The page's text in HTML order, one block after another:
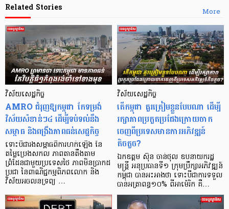
More
Related Stories
វិស័យសេដ្ឋកិច្ច
AMRO ជំរុញ​ឱ្យ​កម្ពុជា កែទម្រង់
វិស័យសំខាន់ៗ៤ ដើម្បីទប់ទល់នឹង
សម្ពាធ និងពង្រឹងភាពធន់សេដ្ឋកិច្ច
ទោះបីជារងសម្ពាធពីការហក់ឡើង នៃ
តម្លៃប្រេងសកល ភាពតានតឹងតាម
ព្រំដែនជាមួយប្រទេសថៃ ភាព​មិនប្រាកដ
ប្រជា នៃពាណិជ្ជកម្មពិភពលោក និង
វិស័យអចលនទ្រព្យ …
វិស័យសេដ្ឋកិច្ច
តើកម្ពុជា គួរត្រៀមខ្លួនបែបណា ដើម្បី
រក្សាភាពប្រកួតប្រជែងក្រោយចាក
ចេញពីប្រទេសមានការអភិវឌ្ឍន៍
តិចតួច?
ឯកឧត្តម ស៊ុន ចាន់ថុល ឧបនាយករដ្ឋ
មន្ត្រី អនុប្រធានទី១ ក្រុមប្រឹក្សាអភិវឌ្ឍន៍
កម្ពុជា បានអះអាងថា ទោះបីជាការទទួល
បានអត្រាពន្ធ១០% ពីអាម៉េរិក គឺ…